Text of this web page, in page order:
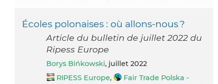
Écoles polonaises : où allons-nous ?
Article du bulletin de juillet 2022 du
Ripess Europe
Borys Bińkowski, juillet 2022
RIPESS Europe,
Fair Trade Polska -